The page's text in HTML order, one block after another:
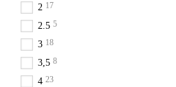
2 17
2.5 5
3 18
3,5 8
4 23